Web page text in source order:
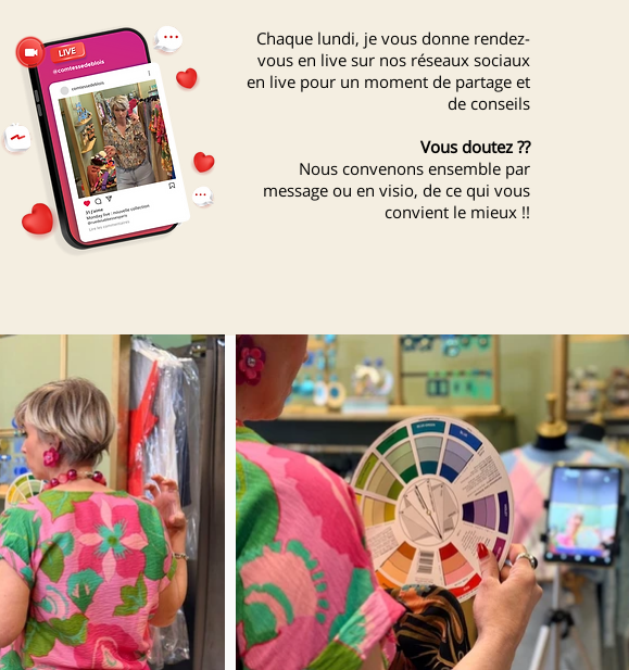
Chaque lundi, je vous donne rendez-
vous en live sur nos réseaux sociaux
en live pour un moment de partage et
de conseils
Vous doutez ??
Nous convenons ensemble par
message ou en visio, de ce qui vous
convient le mieux !!